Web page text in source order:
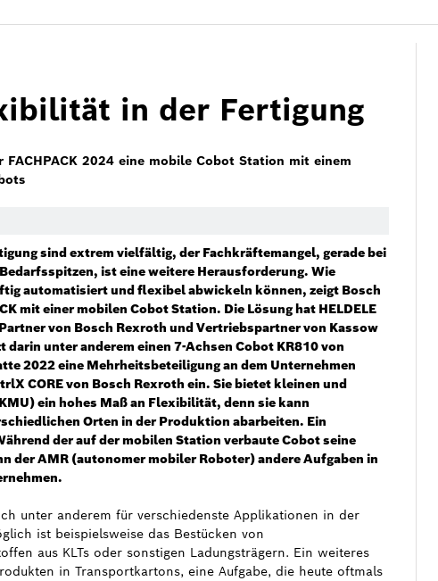
in der Fertigung
2024 eine mobile Cobot Station mit einem
sind extrem vielfältig, der Fachkräftemangel, gerade bei
ist eine weitere Herausforderung. Wie
automatisiert und flexibel abwickeln können, zeigt Bosch
mit einer mobilen Cobot Station. Die Lösung hat HELDELE
von Bosch Rexroth und Vertriebspartner von Kassow
unter anderem einen 7-Achsen Cobot KR810 von
2022 eine Mehrheitsbeteiligung an dem Unternehmen
CORE von Bosch Rexroth ein. Sie bietet kleinen und
ein hohes Maß an Flexibilität, denn sie kann
Orten in der Produktion abarbeiten. Ein
der auf der mobilen Station verbaute Cobot seine
der AMR (autonomer mobiler Roboter) andere Aufgaben in
unter anderem für verschiedenste Applikationen in der
ist beispielsweise das Bestücken von
aus KLTs oder sonstigen Ladungsträgern. Ein weiteres
in Transportkartons, eine Aufgabe, die heute oftmals